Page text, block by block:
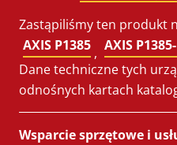
Zastąpiliśmy ten produkt
AXIS P1385 , AXIS
Dane techniczne tych
odnośnych kartach
Wsparcie sprzętowe i